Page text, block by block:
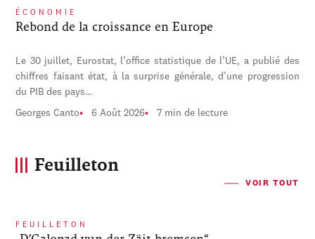
ÉCONOMIE
Rebond de la croissance en Europe
Le 30 juillet, Eurostat, l’office statistique de l’UE, a publié des
chiffres faisant état, à la surprise générale, d’une progression
du PIB des pays…
Georges Canto 6 Août 2026 7 min de lecture
Feuilleton
VOIR TOUT
FEUILLETON